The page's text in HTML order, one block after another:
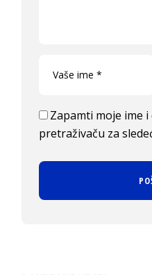
Zapamti moje ime
pretraživaču za